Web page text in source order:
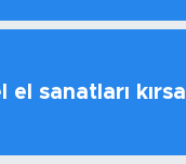
sanatları kırsal